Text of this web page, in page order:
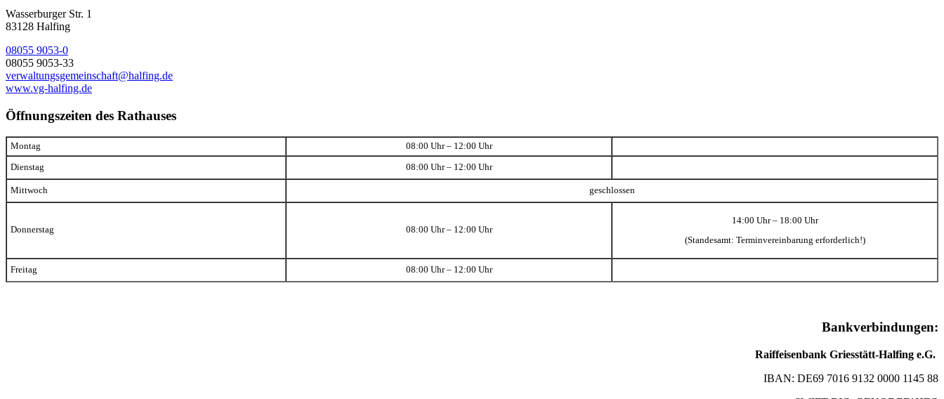
Wasserburger Str. 1
83128 Halfing
08055 9053-0
08055 9053-33
verwaltungsgemeinschaft@halfing.de
www.vg-halfing.de
Öffnungszeiten des Rathauses
Montag 08:00 Uhr – 12:00 Uhr
Dienstag 08:00 Uhr – 12:00 Uhr
Mittwoch geschlossen
Donnerstag 08:00 Uhr – 12:00 Uhr
14:00 Uhr – 18:00 Uhr
(Standesamt: Terminvereinbarung erforderlich!)
Freitag 08:00 Uhr – 12:00 Uhr
Bankverbindungen:
Raiffeisenbank Griesstätt-Halfing e.G.
IBAN: DE69 7016 9132 0000 1145 88